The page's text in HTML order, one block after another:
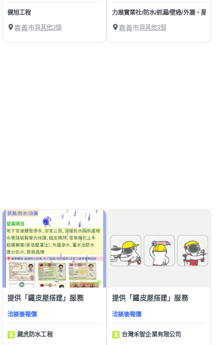
健旭工程
嘉義市與其他3個
力展實業社/防水/抓漏/壁癌/外牆、屋頂
嘉義市與其他3個
提供「鐵皮屋搭建」服務
洽談後報價
藏虎防水工程
提供「鐵皮屋搭建」服務
洽談後報價
台灣禾智企業有限公司